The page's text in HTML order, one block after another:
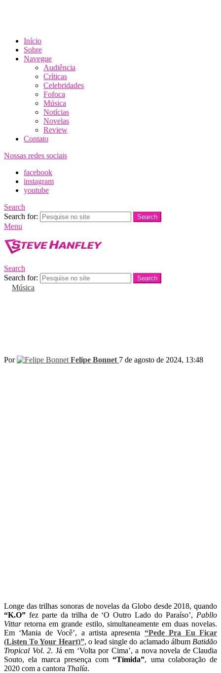
Início
Sobre
Navegue
Audiência
Críticas
Celebridades
Fofoca
Música
Notícias
Novelas
Review
Contato
Nossas redes sociais
facebook
instagram
youtube
Search
Search for:
Search
Menu
Search
Search for:
Search
Música
Por
Felipe Bonnet 7 de agosto de 2024, 13:48
Longe das trilhas sonoras de novelas da Globo desde 2018, quando
“K.O” fez parte da trilha de ‘O Outro Lado do Paraíso’, Pabllo
Vittarretorna em grande estilo, simultaneamente em duas novelas.
Em ‘Mania de Você’, a artista apresenta “Pede Pra Eu Ficar
(Listen To Your Heart)”, o lead single do aclamado álbum Batidão
Tropical Vol. 2. Já em ‘Volta por Cima’, a nova novela de Claudia
Souto, ela marca presença com“Tímida”, uma colaboração de
2020 com a cantora Thalía.